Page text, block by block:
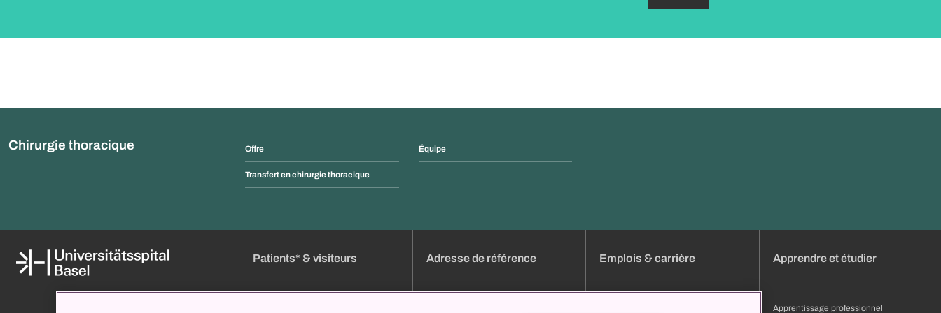
Chirurgie thoracique Offre
Transfert en chirurgie thoracique
Équipe
Patients* & visiteurs Adresse de référence Emplois & carrière Apprendre et étudier
Apprentissage professionnel